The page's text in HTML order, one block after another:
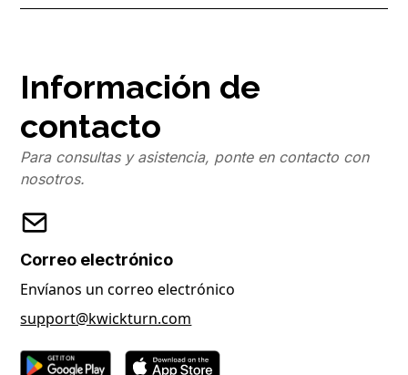
Información de
contacto
Para consultas y asistencia, ponte en contacto con
nosotros.
Correo electrónico
Envíanos un correo electrónico
support@kwickturn.com